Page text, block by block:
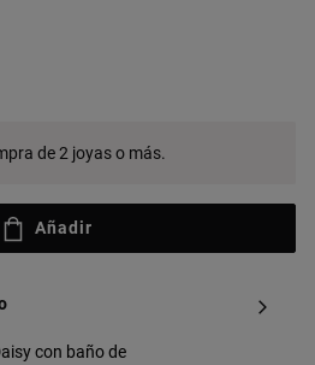
de 2 joyas o más.
Añadir
con baño de